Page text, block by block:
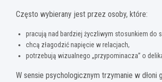
Często wybierany jest przez osoby, które:
pracują nad bardziej życzliwym stosunkiem do
chcą złagodzić napięcie w relacjach,
potrzebują wizualnego „przypominacza” o
W sensie psychologicznym trzymanie w dłoni